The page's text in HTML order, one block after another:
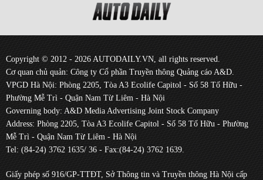
Copyright © 2012 - 2026 AUTODAILY.VN, all rights reserved.
Cơ quan chủ quản: Công ty Cổ phần Truyền thông Quảng cáo A&D.
VPGD Hà Nội: Phòng 2205, Tòa A3 Ecolife Capitol - Số 58 Tố Hữu -
Phường Mễ Trì - Quận Nam Từ Liêm - Hà Nội
Governing body: A&D Media Advertising Joint Stock Company
Address: Phòng 2205, Tòa A3 Ecolife Capitol - Số 58 Tố Hữu - Phường
Mễ Trì - Quận Nam Từ Liêm - Hà Nội
Tel: (84-24) 3762 1635/ 36 - Fax:(84-24) 3762 1639.
Giấy phép số 916/GP-TTĐT, Sở Thông tin và Truyền thông Hà Nội cấp